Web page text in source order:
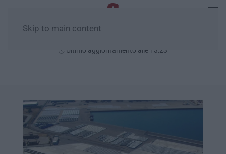
Skip to main content
Ultimo aggiornamento alle 13:23